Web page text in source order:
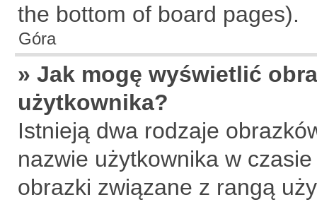
the bottom of board pages).
Góra
» Jak mogę wyświetlić
użytkownika?
Istnieją dwa rodzaje
nazwie użytkownika w
obrazki związane z rangą